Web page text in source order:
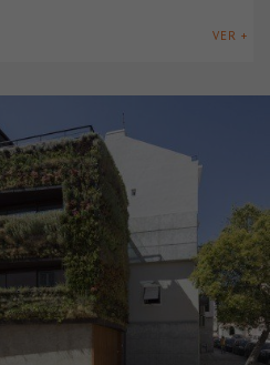
VER +